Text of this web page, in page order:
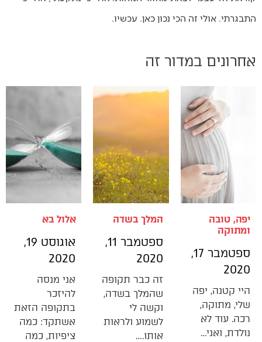
התבגרתי. אולי זה הכי נכון כאן. עכשיו.
אחרונים במדור זה
יפה, טובה
ומתוקה
ספטמבר 17,
2020
היי קטנה, יפה
שלי, מתוקה,
רכה. עוד לא
נולדת, ואני…
המלך בשדה
ספטמבר 11,
2020
זה כבר תקופה
שהמלך בשדה,
וקשה לי
לשמוע ולראות
אותו.…
אלול בא
אוגוסט 19,
2020
אני מנסה
להיזכר
בתקופה הזאת
אשתקד: כמה
ציפיות, כמה